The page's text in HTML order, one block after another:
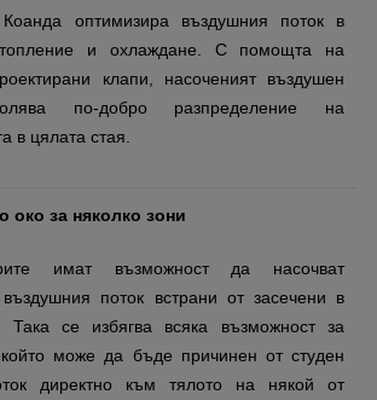
оптимизира въздушния поток в
и охлаждане. С помощта на
клапи, насоченият въздушен
по-добро разпределение на
в цялата стая.
око за няколко зони
имат възможност да насочват
поток встрани от засечени в
Така се избягва всяка възможност за
може да бъде причинен от студен
директно към тялото на някой от